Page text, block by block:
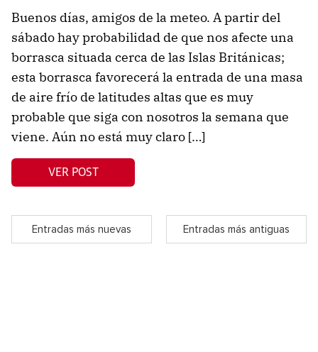
Buenos días, amigos de la meteo. A partir del
sábado hay probabilidad de que nos afecte una
borrasca situada cerca de las Islas Británicas;
esta borrasca favorecerá la entrada de una masa
de aire frío de latitudes altas que es muy
probable que siga con nosotros la semana que
viene. Aún no está muy claro […]
VER POST
Entradas más nuevas Entradas más antiguas